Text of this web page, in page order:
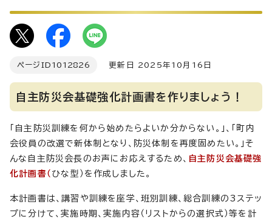
ページID 1012826 更新日 2025年10月16日
自主防災会基礎強化計画書を作りましょう！
「自主防災訓練を何から始めたらよいか分からない。」、「町内
会役員の改選で新体制となり、防災体制を再度固めたい。」そ
んな自主防災会長のお声にお応えするため、 自主防災会基礎強
化計画書（ ひな型）を作成しました。
本計画書は、講習や訓練を座学、班別訓練、総合訓練の3ステッ
プに分けて、実施時期、実施内容（リストからの選択式）等を計